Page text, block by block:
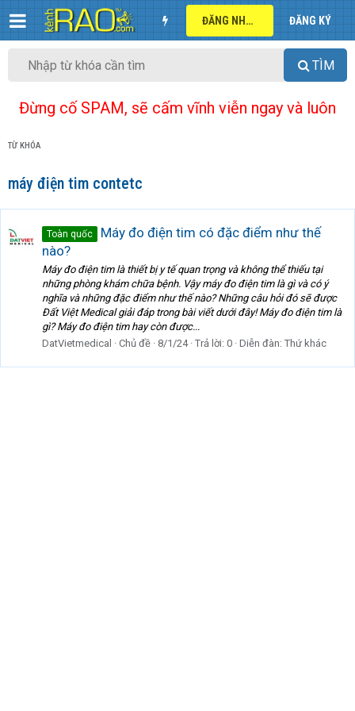
ĐĂNG NHẬP ĐĂNG KÝ
TÌM
Đừng cố SPAM, sẽ cấm vĩnh viễn ngay và luôn
TỪ KHÓA
máy điện tim contetc
Toàn quốc
Máy đo điện tim có đặc điểm như thế
nào?
Máy đo điện tim là thiết bị y tế quan trọng và không thể thiếu tại
những phòng khám chữa bệnh. Vậy máy đo điện tim là gì và có ý
nghĩa và những đặc điểm như thế nào? Những câu hỏi đó sẽ được
Đất Việt Medical giải đáp trong bài viết dưới đây! Máy đo điện tim là
gì? Máy đo điện tim hay còn được...
DatVietmedical
Chủ đề 8/1/24 Trả lời: 0 Diễn đàn: Thứ khác